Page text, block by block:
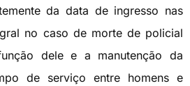
da data de ingresso nas
no caso de morte de policial
dele e a manutenção da
de serviço entre homens e